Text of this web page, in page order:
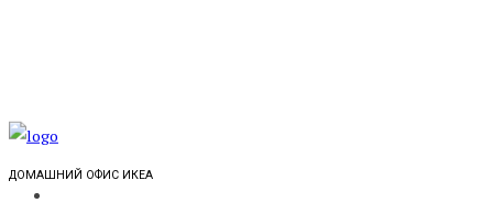
ДОМАШНИЙ ОФИС ИКЕА